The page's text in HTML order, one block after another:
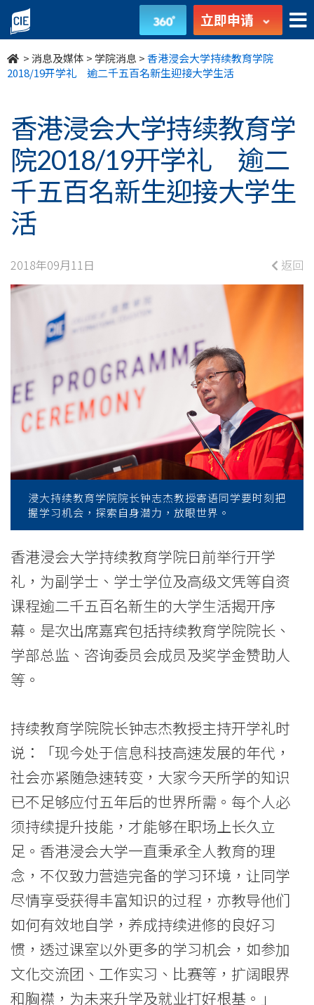
香
港
浸
大
学
持
续
教
育
2018/19
开
学
礼
二
千
五
百
名
新
迎
接
大
学
生
活
学
院
立即申请
>消息及媒体 >学院消息 >香港浸会大学持续教育学院
2018/19开学礼 逾二千五百名新生迎接大学生活
香港浸会大学持续教育学
院2018/19开学礼 逾二
千五百名新生迎接大学生
活
2018年09月11日 返回
浸大持续教育学院院长钟志杰教授寄语同学要时刻把
握学习机会，探索自身潜力，放眼世界。
香港浸会大学持续教育学院日前举行开学
礼，为副学士、学士学位及高级文凭等自资
课程逾二千五百名新生的大学生活揭开序
幕。是次出席嘉宾包括持续教育学院院长、
学部总监、咨询委员会成员及奖学金赞助人
等。
持续教育学院院长钟志杰教授主持开学礼时
说：「现今处于信息科技高速发展的年代，
社会亦紧随急速转变，大家今天所学的知识
已不足够应付五年后的世界所需。每个人必
须持续提升技能，才能够在职场上长久立
足。香港浸会大学一直秉承全人教育的理
念，不仅致力营造完备的学习环境，让同学
尽情享受获得丰富知识的过程，亦教导他们
如何有效地自学，养成持续进修的良好习
惯，透过课室以外更多的学习机会，如参加
文化交流团、工作实习、比赛等，扩阔眼界
和胸襟，为未来升学及就业打好根基。」